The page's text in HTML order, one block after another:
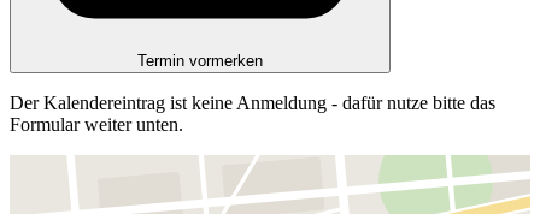
Termin vormerken
Der Kalendereintrag ist keine Anmeldung - dafür nutze bitte das
Formular weiter unten.